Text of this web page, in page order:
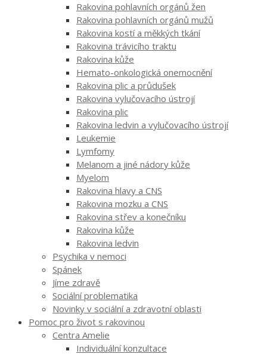
Rakovina pohlavních orgánů žen
Rakovina pohlavních orgánů mužů
Rakovina kostí a měkkých tkání
Rakovina trávicího traktu
Rakovina kůže
Hemato-onkologická onemocnění
Rakovina plic a průdušek
Rakovina vylučovacího ústrojí
Rakovina plic
Rakovina ledvin a vylučovacího ústrojí
Leukemie
Lymfomy
Melanom a jiné nádory kůže
Myelom
Rakovina hlavy a CNS
Rakovina mozku a CNS
Rakovina střev a konečníku
Rakovina kůže
Rakovina ledvin
Psychika v nemoci
Spánek
Jíme zdravě
Sociální problematika
Novinky v sociální a zdravotní oblasti
Pomoc pro život s rakovinou
Centra Amelie
Individuální konzultace